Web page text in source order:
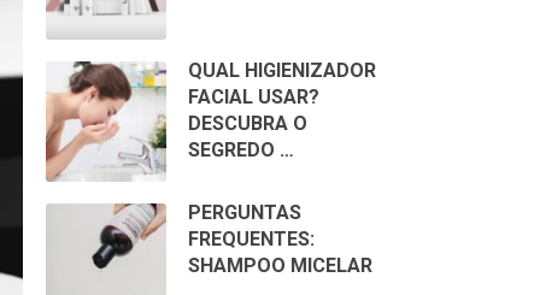
QUAL HIGIENIZADOR
FACIAL USAR?
DESCUBRA O
SEGREDO …
PERGUNTAS
FREQUENTES:
SHAMPOO MICELAR